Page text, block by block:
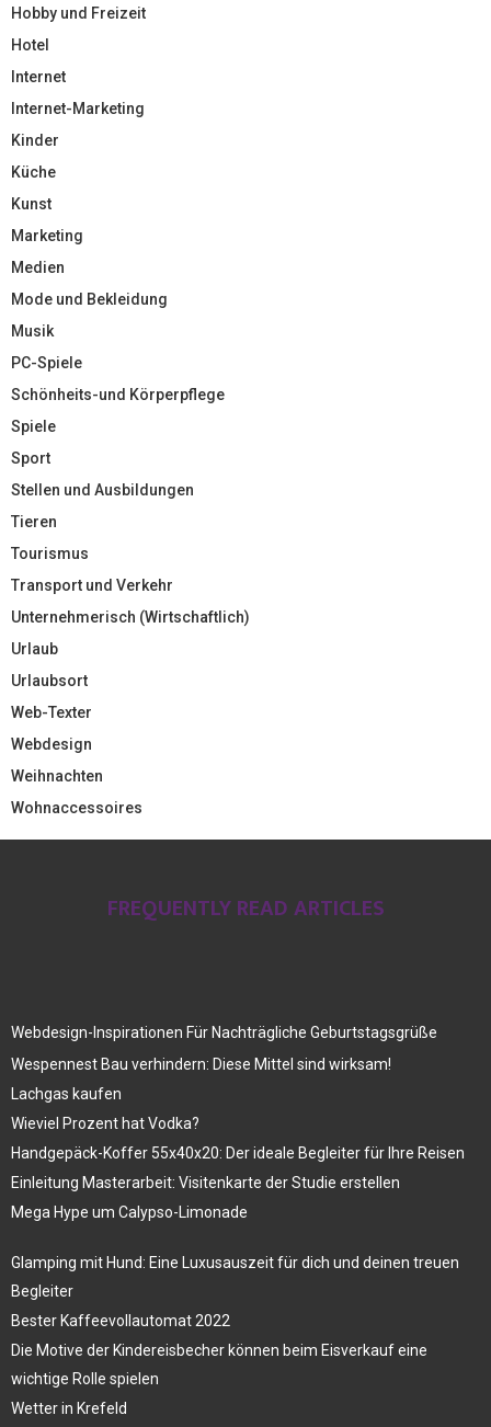
Hobby und Freizeit
Hotel
Internet
Internet-Marketing
Kinder
Küche
Kunst
Marketing
Medien
Mode und Bekleidung
Musik
PC-Spiele
Schönheits-und Körperpflege
Spiele
Sport
Stellen und Ausbildungen
Tieren
Tourismus
Transport und Verkehr
Unternehmerisch (Wirtschaftlich)
Urlaub
Urlaubsort
Web-Texter
Webdesign
Weihnachten
Wohnaccessoires
FREQUENTLY READ ARTICLES
Webdesign-Inspirationen Für Nachträgliche Geburtstagsgrüße
Wespennest Bau verhindern: Diese Mittel sind wirksam!
Lachgas kaufen
Wieviel Prozent hat Vodka?
Handgepäck-Koffer 55x40x20: Der ideale Begleiter für Ihre Reisen
Einleitung Masterarbeit: Visitenkarte der Studie erstellen
Mega Hype um Calypso-Limonade
Glamping mit Hund: Eine Luxusauszeit für dich und deinen treuen
Begleiter
Bester Kaffeevollautomat 2022
Die Motive der Kindereisbecher können beim Eisverkauf eine
wichtige Rolle spielen
Wetter in Krefeld